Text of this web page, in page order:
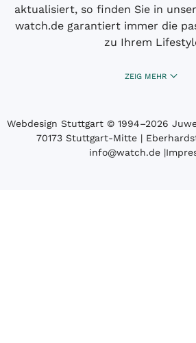
aktualisiert, so finden Sie in
watch.de garantiert immer die
zu Ihrem
ZEIG MEHR
Webdesign Stuttgart © 1994­–2026
70173 Stuttgart-Mitte |
info@watch.de |